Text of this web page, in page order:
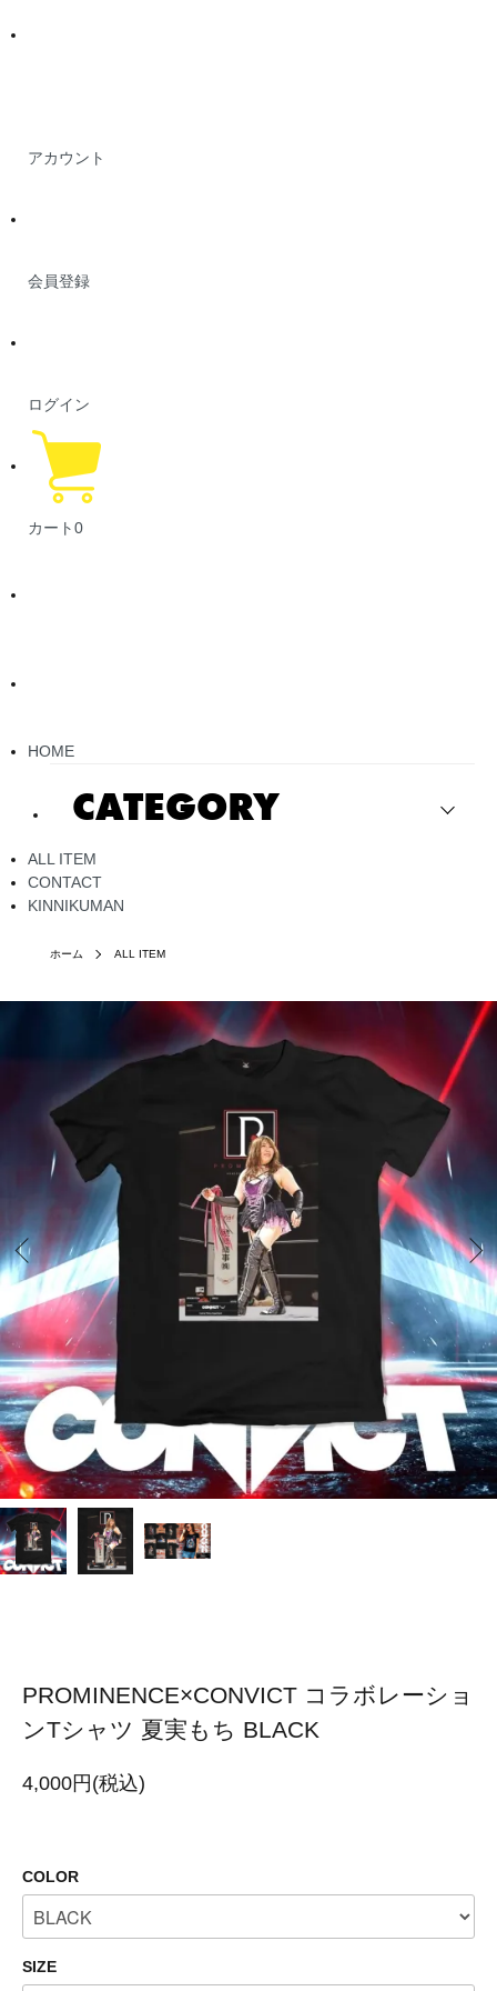
アカウント
会員登録
ログイン
カート0
HOME
CATEGORY
ALL ITEM
CONTACT
KINNIKUMAN
ホーム ALL ITEM
PROMINENCE×CONVICT コラボレーショ
ンTシャツ 夏実もち BLACK
4,000円(税込)
COLOR
SIZE